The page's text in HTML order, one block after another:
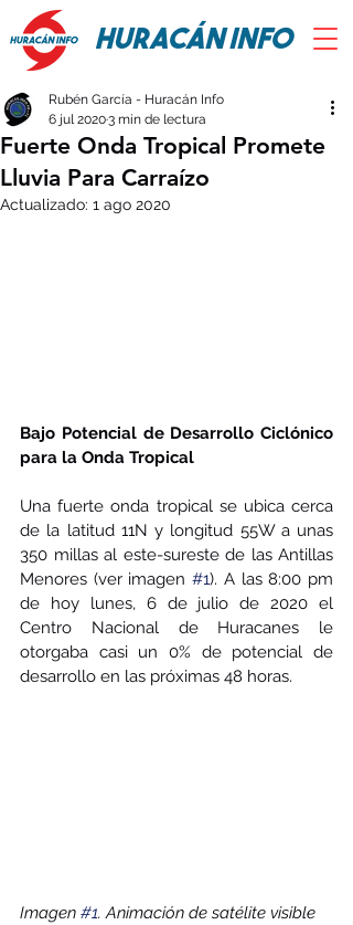
HURACÁN INFO
Fuerte Onda Tropical Promete
Lluvia Para Carraízo
Rubén García - Huracán Info
6 jul 20203 min de lectura
Actualizado: 1 ago 2020
Bajo Potencial de Desarrollo Ciclónico
para la Onda Tropical
Una fuerte onda tropical se ubica cerca
de la latitud 11N y longitud 55W a unas
350 millas al este-sureste de las Antillas
Menores (ver imagen #1). A las 8:00 pm
de hoy lunes, 6 de julio de 2020 el
Centro Nacional de Huracanes le
otorgaba casi un 0% de potencial de
desarrollo en las próximas 48 horas.
Imagen #1. Animación de satélite visible